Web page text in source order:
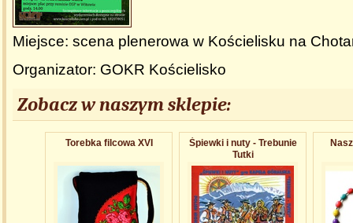
Miejsce: scena plenerowa w Kościelisku na
Organizator: GOKR Kościelisko
Zobacz w naszym sklepie:
Torebka filcowa XVI
Śpiewki i nuty - Trebunie
Tutki